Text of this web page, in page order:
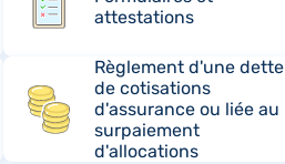
attestations
Règlement d'une dette
de cotisations
d'assurance ou liée au
surpaiement
d'allocations